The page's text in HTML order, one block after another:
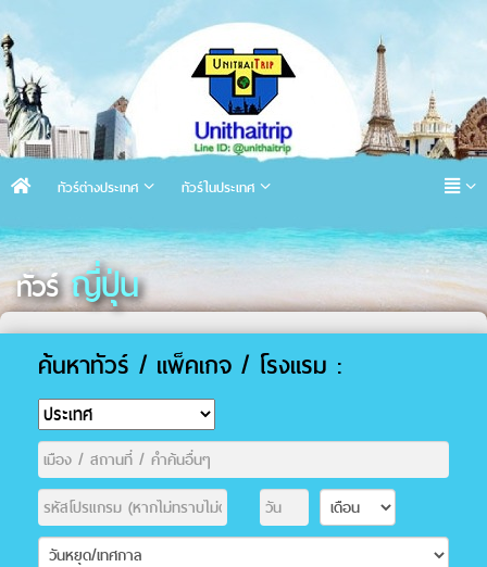
ทัวร์ต่างประเทศ ทัวร์ในประเทศ
ทัวร์ ญี่ปุ่น
ค้นหาทัวร์ / แพ็คเกจ / โรงแรม :